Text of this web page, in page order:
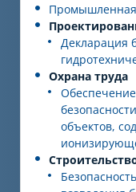
Промышленная
Декларация
Охрана труда
объектов,